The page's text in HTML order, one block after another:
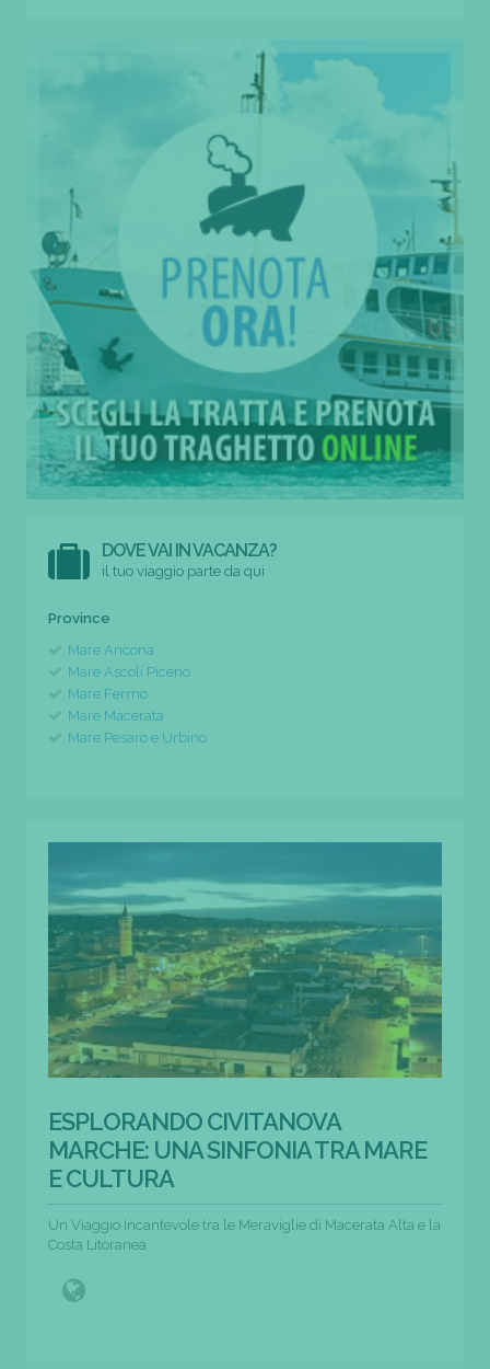
DOVE VAI IN VACANZA?
il tuo viaggio parte da qui
Province
Mare Ancona
Mare Ascoli Piceno
Mare Fermo
Mare Macerata
Mare Pesaro e Urbino
ESPLORANDO CIVITANOVA
MARCHE: UNA SINFONIA TRA MARE
E CULTURA
Un Viaggio Incantevole tra le Meraviglie di Macerata Alta e la
Costa Litoranea